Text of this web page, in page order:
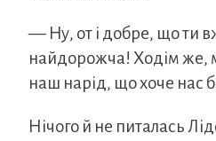
— Ну, от і добре, що ти
найдорожча! Ходім же,
наш нарід, що хоче нас
Нічого й не питалась